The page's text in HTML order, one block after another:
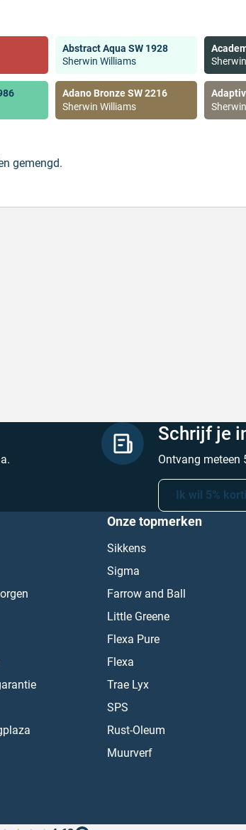
Abstract Aqua SW 1928
Sherwin Williams
Adano Bronze SW 2216
Sherwin Williams
gemengd.
Schrijf je
Ontvang meteen
Ik wil 5%
Onze topmerken
Sikkens
Sigma
Farrow and Ball
Little Greene
Flexa Pure
Flexa
Trae Lyx
SPS
Rust-Oleum
Muurverf